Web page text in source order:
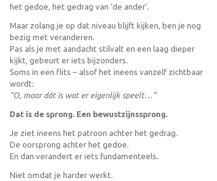
het gedoe, het gedrag van ‘de ander’.
Maar zolang je op dat niveau blijft kijken, ben je nog
bezig met veranderen.
Pas als je met aandacht stilvalt en een laag dieper
kijkt, gebeurt er iets bijzonders.
Soms in een flits – alsof het ineens vanzelf zichtbaar
wordt:
“O, maar dát is wat er eigenlijk speelt…”
Dat is de sprong. Een bewustzijnssprong.
Je ziet ineens het patroon achter het gedrag.
De oorsprong achter het gedoe.
En dan verandert er iets fundamenteels.
Niet omdat je harder werkt.